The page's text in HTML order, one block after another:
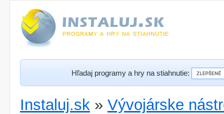
Hľadaj programy a hry na stiahnutie:
Instaluj.sk » Vývojárske